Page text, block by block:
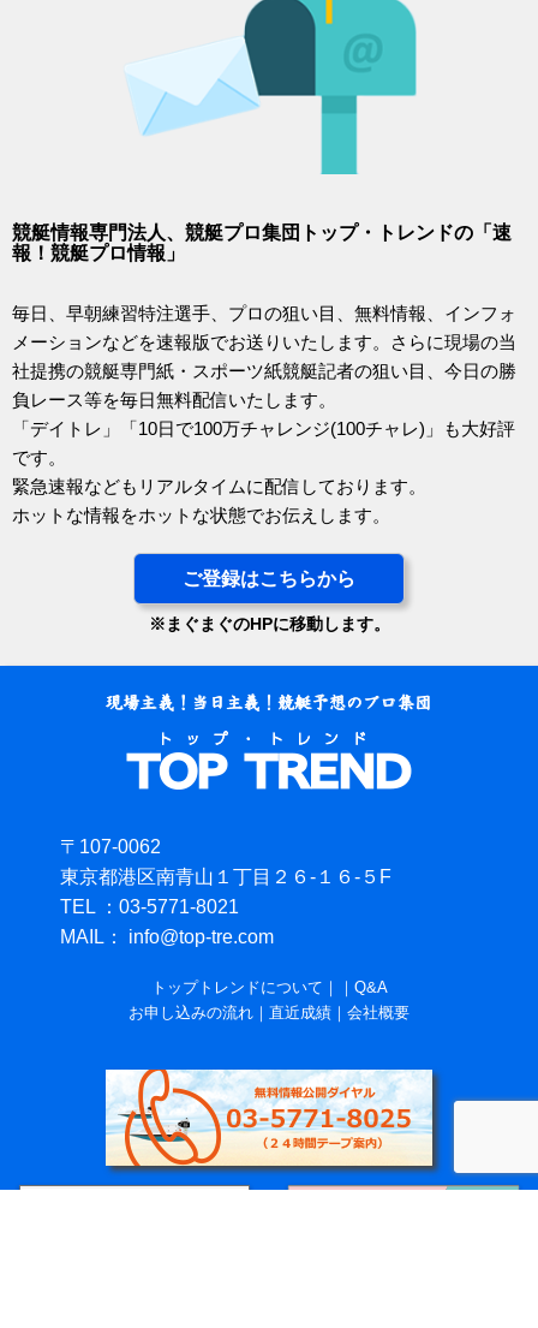
競艇情報専門法人、競艇プロ集団トップ・トレンドの「速
報！競艇プロ情報」
毎日、早朝練習特注選手、プロの狙い目、無料情報、インフォ
メーションなどを速報版でお送りいたします。さらに現場の当
社提携の競艇専門紙・スポーツ紙競艇記者の狙い目、今日の勝
負レース等を毎日無料配信いたします。
「デイトレ」「10日で100万チャレンジ(100チャレ)」も大好評
です。
緊急速報などもリアルタイムに配信しております。
ホットな情報をホットな状態でお伝えします。
ご登録はこちらから
※まぐまぐのHPに移動します。
〒107-0062
東京都港区南青山１丁目２６-１６-５F
TEL ：03-5771-8021
MAIL： info@top-tre.com
トップトレンドについて ｜ ｜ Q&A
お申し込みの流れ ｜ 直近成績 ｜ 会社概要